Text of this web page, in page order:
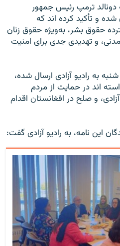
دونالد ترمپ رئیس جمهور
و تأکید کرده اند که
حقوق بشر، به‌ویژه حقوق زنان
و تهدیدی جدی برای امنیت
به رادیو آزادی ارسال شده،
اند در حمایت از مردم
و صلح در افغانستان اقدام
این نامه، به رادیو آزادی گفت: